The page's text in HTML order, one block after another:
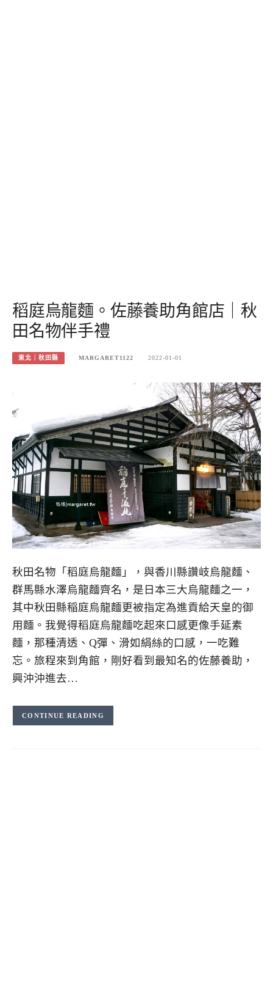
稻庭烏龍麵。佐藤養助角館店｜秋
田名物伴手禮
東北｜秋田縣 MARGARET1122 2022-01-01
秋田名物「稻庭烏龍麵」，與香川縣讚岐烏龍麵、
群馬縣水澤烏龍麵齊名，是日本三大烏龍麵之一，
其中秋田縣稲庭烏龍麵更被指定為進貢給天皇的御
用麵。我覺得稻庭烏龍麵吃起來口感更像手延素
麵，那種清透、Q彈、滑如絹絲的口感，一吃難
忘。旅程來到角館，剛好看到最知名的佐藤養助，
興沖沖進去…
CONTINUE READING